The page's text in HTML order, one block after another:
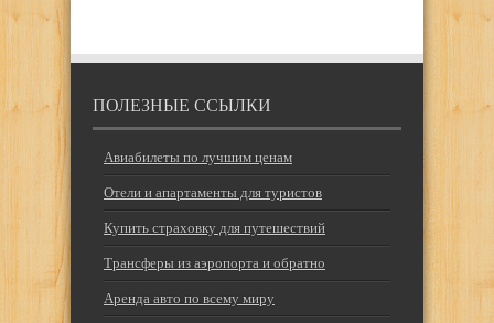
ПОЛЕЗНЫЕ ССЫЛКИ
Авиабилеты по лучшим ценам
Отели и апартаменты для туристов
Купить страховку для путешествий
Трансферы из аэропорта и обратно
Аренда авто по всему миру